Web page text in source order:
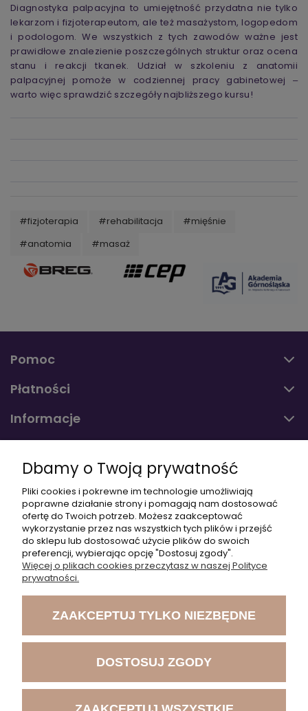
Diagnostyka palpacyjna to umiejętność przydatna nie tylko
lekarzom i fizjoterapeutom, ale też masażystom, logopedom
i podologom. We wszystkich z tych zawodów ważne jest
prawidłowe znalezienie poszczególnych struktur oraz ocena
stanu i reakcji tkanek. Udział w szkoleniu z anatomii
palpacyjnej pomoże w codziennej pracy gabinetowej ‒
warto więc sprawdzić szczegóły najbliższego kursu!
#fizjoterapia #rehabilitacja
#mięśnie
#anatomia
#masaż
Pomoc
Płatności
Informacje
+48 797 553 801
+48 504 550 107
akademia@medicalsport.pl
Dbamy o Twoją prywatność
Pliki cookies i pokrewne im technologie umożliwiają
poprawne działanie strony i pomagają nam dostosować
ofertę do Twoich potrzeb. Możesz zaakceptować
wykorzystanie przez nas wszystkich tych plików i przejść
do sklepu lub dostosować użycie plików do swoich
preferencji, wybierając opcję "Dostosuj zgody".
Więcej o plikach cookies przeczytasz w naszej Polityce
prywatności.
ZAAKCEPTUJ TYLKO NIEZBĘDNE
DOSTOSUJ ZGODY
Cześć!
Czy chcesz,
żebyśmy oddzwonili
do Ciebie ws.
szkoleń?